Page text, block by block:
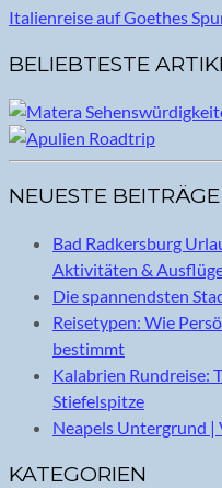
BELIEBTESTE
NEUESTE BEITRÄGE
Bad Radkersburg
Aktivitäten &
Die spannendsten
Reisetypen: Wie
bestimmt
Kalabrien Rundreise:
Stiefelspitze
Neapels Untergrund |
KATEGORIEN